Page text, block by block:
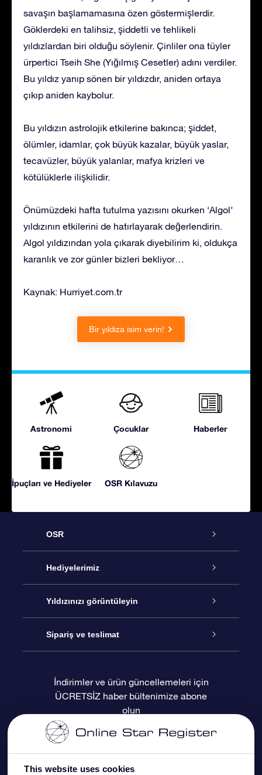
This website uses cookies
savaşın başlamamasına özen göstermişlerdir.
Göklerdeki en talihsiz, şiddetli ve tehlikeli
yıldızlardan biri olduğu söylenir. Çinliler ona tüyler
ürpertici Tseih She (Yığılmış Cesetler) adını verdiler.
Bu yıldız yanıp sönen bir yıldızdır, aniden ortaya
çıkıp aniden kaybolur.
Bu yıldızın astrolojik etkilerine bakınca; şiddet,
ölümler, idamlar, çok büyük kazalar, büyük yaslar,
tecavüzler, büyük yalanlar, mafya krizleri ve
kötülüklerle ilişkilidir.
Önümüzdeki hafta tutulma yazısını okurken ‘Algol’
yıldızının etkilerini de hatırlayarak değerlendirin.
Algol yıldızından yola çıkarak diyebilirim ki, oldukça
karanlık ve zor günler bizleri bekliyor…
Kaynak: Hurriyet.com.tr
Bir yıldıza isim verin!
Astronomi Çocuklar Haberler
İpuçları ve Hediyeler OSR Kılavuzu
OSR
Hizmet
İletişim
Blogu
Değerlendirmeler
Hediyelerimiz
Çevrimiçi Yıldız Hediyesi
OSR Hediye Paketi
OSR Hediye Kartı
Kurumsal hediyeler
Yıldızınızı görüntüleyin
Star Register
Kişiselleştirilmiş Yıldız Sayfası
Bir Milyon Yıldız
OSR Starsaver
Sipariş ve teslimat
Ödeme bilgileri
Sevkiyat bilgileri
İade Politikası
İndirimler ve ürün güncellemeleri için
ÜCRETSİZ haber bültenimize abone
olun